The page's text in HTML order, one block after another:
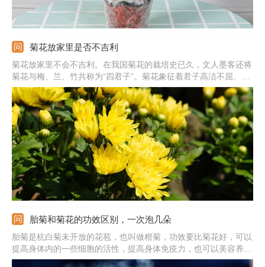
菊花放家里是否不吉利
菊花放家里不会不吉利。在我国菊花的栽培史已久，文人墨客还将
菊花与梅、兰、竹共称为“四君子”。菊花象征着君子高洁不屈、一
身傲骨、飘逸潇洒、淡泊名利的风骨。但是因为菊花现在常常用来
祭奠先人，所以容易让人联想到死亡、不吉利等意象。因此在种植
时可避开黄色、黑色、白色的菊花，也不可随意赠送，引起误会。
胎菊和菊花的功效区别，一次泡几朵
胎菊是杭白菊未开放的花苞，也叫做柑菊，功效要比菊花好，可以
提高身体内的一些细胞的活性，提高身体免疫力，也可以美容养
颜，延缓衰老，还有养肝护肝、清热去火、护目、降血压的功效。